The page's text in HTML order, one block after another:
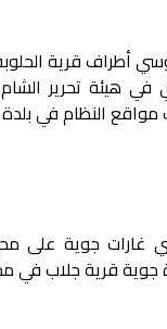
أطراف قرية
في هيئة تحرير
مواقع النظام في
غارات جوية على
قرية جلاب في